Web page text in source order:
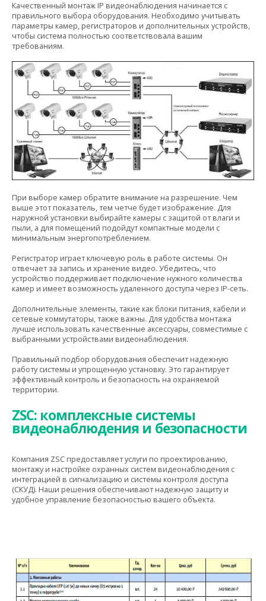
Качественный монтаж IP видеонаблюдения начинается с
правильного выбора оборудования. Необходимо учитывать
параметры камер, регистраторов и дополнительных устройств,
чтобы система полностью соответствовала вашим
требованиям.
При выборе камер обратите внимание на разрешение. Чем
выше этот показатель, тем четче будет изображение. Для
наружной установки выбирайте камеры с защитой от влаги и
пыли, а для помещений подойдут компактные модели с
минимальным энергопотреблением.
Регистратор играет ключевую роль в работе системы. Он
отвечает за запись и хранение видео. Убедитесь, что
устройство поддерживает подключение нужного количества
камер и имеет возможность удаленного доступа через IP-сеть.
Дополнительные элементы, такие как блоки питания, кабели и
сетевые коммутаторы, также важны. Для удобства монтажа
лучше использовать качественные аксессуары, совместимые с
выбранными устройствами видеонаблюдения.
Правильный подбор оборудования обеспечит надежную
работу системы и упрощенную установку. Это гарантирует
эффективный контроль и безопасность на охраняемой
территории.
ZSC: комплексные системы
видеонаблюдения и безопасности
Компания ZSC предоставляет услуги по проектированию,
монтажу и настройке охранных систем видеонаблюдения с
интеграцией в сигнализацию и системы контроля доступа
(СКУД). Наши решения обеспечивают надежную защиту и
удобное управление безопасностью вашего объекта.